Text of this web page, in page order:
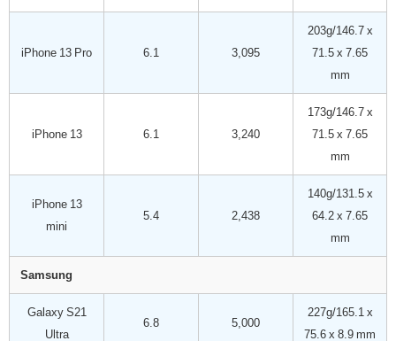
iPhone 13 Pro 6.1 3,095
203g/146.7 x
71.5 x 7.65
mm
iPhone 13 6.1 3,240
173g/146.7 x
71.5 x 7.65
mm
iPhone 13
mini
5.4 2,438
140g/131.5 x
64.2 x 7.65
mm
Samsung
Galaxy S21
Ultra
6.8 5,000
227g/165.1 x
75.6 x 8.9 mm